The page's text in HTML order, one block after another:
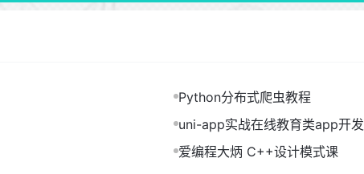
Python分布式爬虫教程
uni-app实战在线教育类app开发
爱编程大炳 C++设计模式课